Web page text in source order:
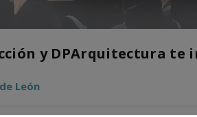
y DPArquitectura
León